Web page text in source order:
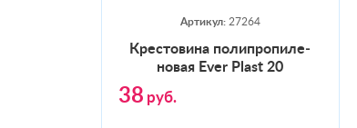
Артикул: 27264
Крес­то­вина по­лип­ро­пиле­
новая Ever Plast 20
38 руб.